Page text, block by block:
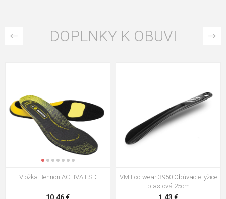
DOPLNKY K OBUVI
VM Footwear 3009 Vkladacia
5,21 €
VM Footwear 3102 Šnúrky ploché
0,79 €